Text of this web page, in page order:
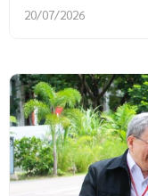
20/07/2026